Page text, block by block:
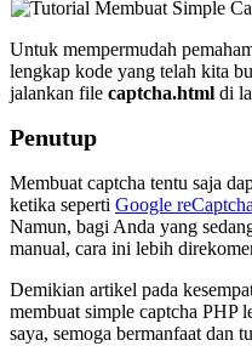
Untuk mempermudah
lengkap kode yang telah kita
jalankan file captcha.html di
Penutup
Membuat captcha tentu saja
ketika seperti Google reCaptcha
Namun, bagi Anda yang
manual, cara ini lebih
Demikian artikel pada
membuat simple captcha PHP
saya, semoga bermanfaat dan